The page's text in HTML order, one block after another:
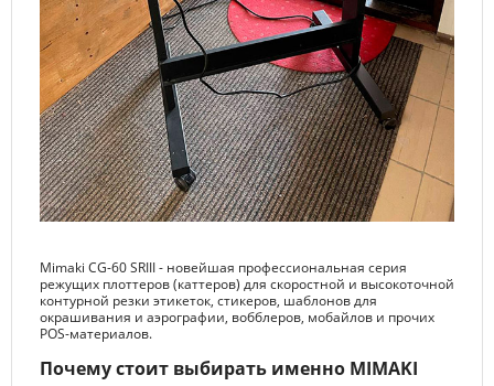
Mimaki CG-60 SRIII - новейшая профессиональная серия
режущих плоттеров (каттеров) для скоростной и высокоточной
контурной резки этикеток, стикеров, шаблонов для
окрашивания и аэрографии, вобблеров, мобайлов и прочих
POS-материалов.
Почему стоит выбирать именно MIMAKI